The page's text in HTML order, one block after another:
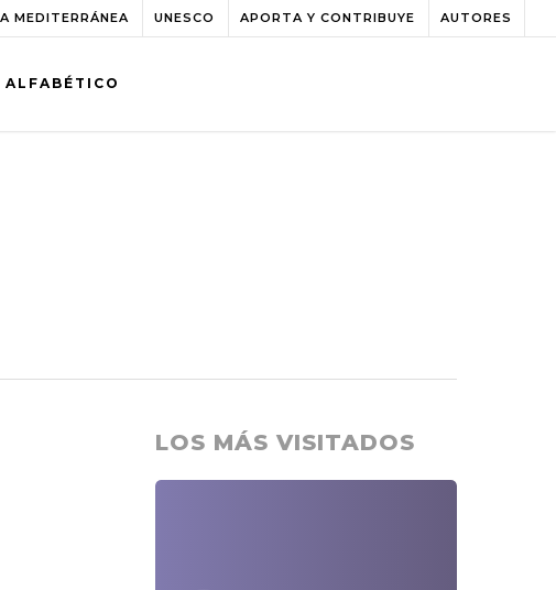
MEDITERRÁNEA UNESCO APORTA Y CONTRIBUYE AUTORES
ALFABÉTICO
LOS MÁS VISITADOS